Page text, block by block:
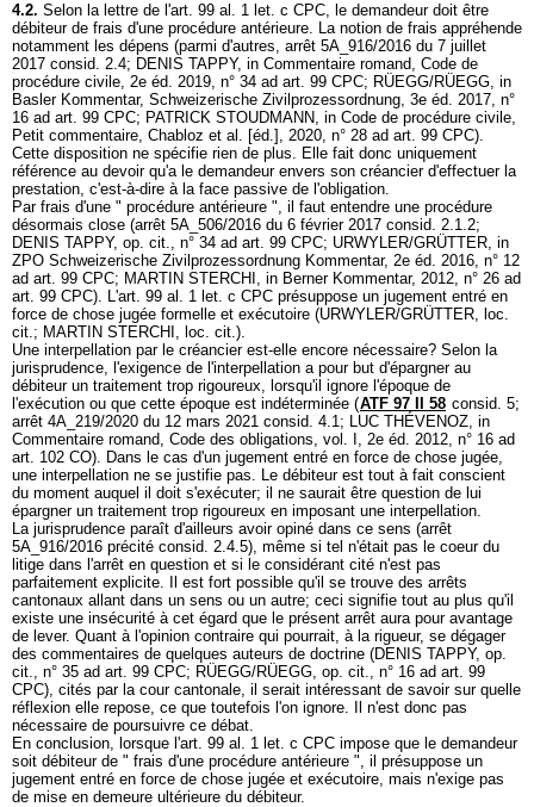
4.2. Selon la lettre de l'art. 99 al. 1 let. c CPC, le demandeur doit être
débiteur de frais d'une procédure antérieure. La notion de frais appréhende
notamment les dépens (parmi d'autres, arrêt 5A_916/2016 du 7 juillet
2017 consid. 2.4; DENIS TAPPY, in Commentaire romand, Code de
procédure civile, 2e éd. 2019, n° 34 ad art. 99 CPC; RÜEGG/RÜEGG, in
Basler Kommentar, Schweizerische Zivilprozessordnung, 3e éd. 2017, n°
16 ad art. 99 CPC; PATRICK STOUDMANN, in Code de procédure civile,
Petit commentaire, Chabloz et al. [éd.], 2020, n° 28 ad art. 99 CPC).
Cette disposition ne spécifie rien de plus. Elle fait donc uniquement
référence au devoir qu'a le demandeur envers son créancier d'effectuer la
prestation, c'est-à-dire à la face passive de l'obligation.
Par frais d'une " procédure antérieure ", il faut entendre une procédure
désormais close (arrêt 5A_506/2016 du 6 février 2017 consid. 2.1.2;
DENIS TAPPY, op. cit., n° 34 ad art. 99 CPC; URWYLER/GRÜTTER, in
ZPO Schweizerische Zivilprozessordnung Kommentar, 2e éd. 2016, n° 12
ad art. 99 CPC; MARTIN STERCHI, in Berner Kommentar, 2012, n° 26 ad
art. 99 CPC). L'art. 99 al. 1 let. c CPC présuppose un jugement entré en
force de chose jugée formelle et exécutoire (URWYLER/GRÜTTER, loc.
cit.; MARTIN STERCHI, loc. cit.).
Une interpellation par le créancier est-elle encore nécessaire? Selon la
jurisprudence, l'exigence de l'interpellation a pour but d'épargner au
débiteur un traitement trop rigoureux, lorsqu'il ignore l'époque de
l'exécution ou que cette époque est indéterminée (ATF 97 II 58 consid. 5;
arrêt 4A_219/2020 du 12 mars 2021 consid. 4.1; LUC THÉVENOZ, in
Commentaire romand, Code des obligations, vol. I, 2e éd. 2012, n° 16 ad
art. 102 CO). Dans le cas d'un jugement entré en force de chose jugée,
une interpellation ne se justifie pas. Le débiteur est tout à fait conscient
du moment auquel il doit s'exécuter; il ne saurait être question de lui
épargner un traitement trop rigoureux en imposant une interpellation.
La jurisprudence paraît d'ailleurs avoir opiné dans ce sens (arrêt
5A_916/2016 précité consid. 2.4.5), même si tel n'était pas le coeur du
litige dans l'arrêt en question et si le considérant cité n'est pas
parfaitement explicite. Il est fort possible qu'il se trouve des arrêts
cantonaux allant dans un sens ou un autre; ceci signifie tout au plus qu'il
existe une insécurité à cet égard que le présent arrêt aura pour avantage
de lever. Quant à l'opinion contraire qui pourrait, à la rigueur, se dégager
des commentaires de quelques auteurs de doctrine (DENIS TAPPY, op.
cit., n° 35 ad art. 99 CPC; RÜEGG/RÜEGG, op. cit., n° 16 ad art. 99
CPC), cités par la cour cantonale, il serait intéressant de savoir sur quelle
réflexion elle repose, ce que toutefois l'on ignore. Il n'est donc pas
nécessaire de poursuivre ce débat.
En conclusion, lorsque l'art. 99 al. 1 let. c CPC impose que le demandeur
soit débiteur de " frais d'une procédure antérieure ", il présuppose un
jugement entré en force de chose jugée et exécutoire, mais n'exige pas
de mise en demeure ultérieure du débiteur.